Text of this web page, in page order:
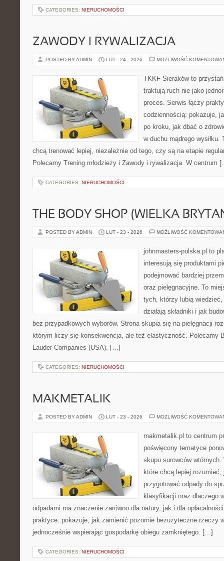
CATEGORIES: NIERUCHOMOŚCI
ZAWODY I RYWALIZACJA
POSTED BY ADMIN LUT - 24 - 2026 MOŻLIWOŚĆ
TKKF Sieraków to
traktują ruch nie jako
proces. Serwis łączy
codziennością: pokazuje,
po kroku, jak dbać o
w duchu mądrego
chcą trenować lepiej, niezależnie od tego, czy są na etapie
Polecamy Trening młodzieży i Zawody i rywalizacja. W centrum
CATEGORIES: NIERUCHOMOŚCI
THE BODY SHOP (WIELKA
POSTED BY ADMIN LUT - 23 - 2026 MOŻLIWOŚĆ
johnmasters-polska.pl to
interesują się produktami
podejmować bardziej
oraz pielęgnacyjne. To
tych, którzy lubią wiedzieć,
działają składniki i jak
bez przypadkowych wyborów. Strona skupia się na pielęgnacji
którym liczy się konsekwencja, ale też elastyczność. Polecamy
Lauder Companies (USA). […]
CATEGORIES: NIERUCHOMOŚCI
MAKMETALIK
POSTED BY ADMIN LUT - 23 - 2026 MOŻLIWOŚĆ
makmetalik.pl to centrum
poświęcony tematyce
skupu surowców
które chcą lepiej
przygotować odpady do
klasyfikacji oraz dlaczego
odpadami ma znaczenie zarówno dla natury, jak i dla
praktyce: pokazuje, jak zamienić pozornie bezużyteczne rzeczy
jednocześnie wspierając gospodarkę obiegu zamkniętego. […]
CATEGORIES: NIERUCHOMOŚCI